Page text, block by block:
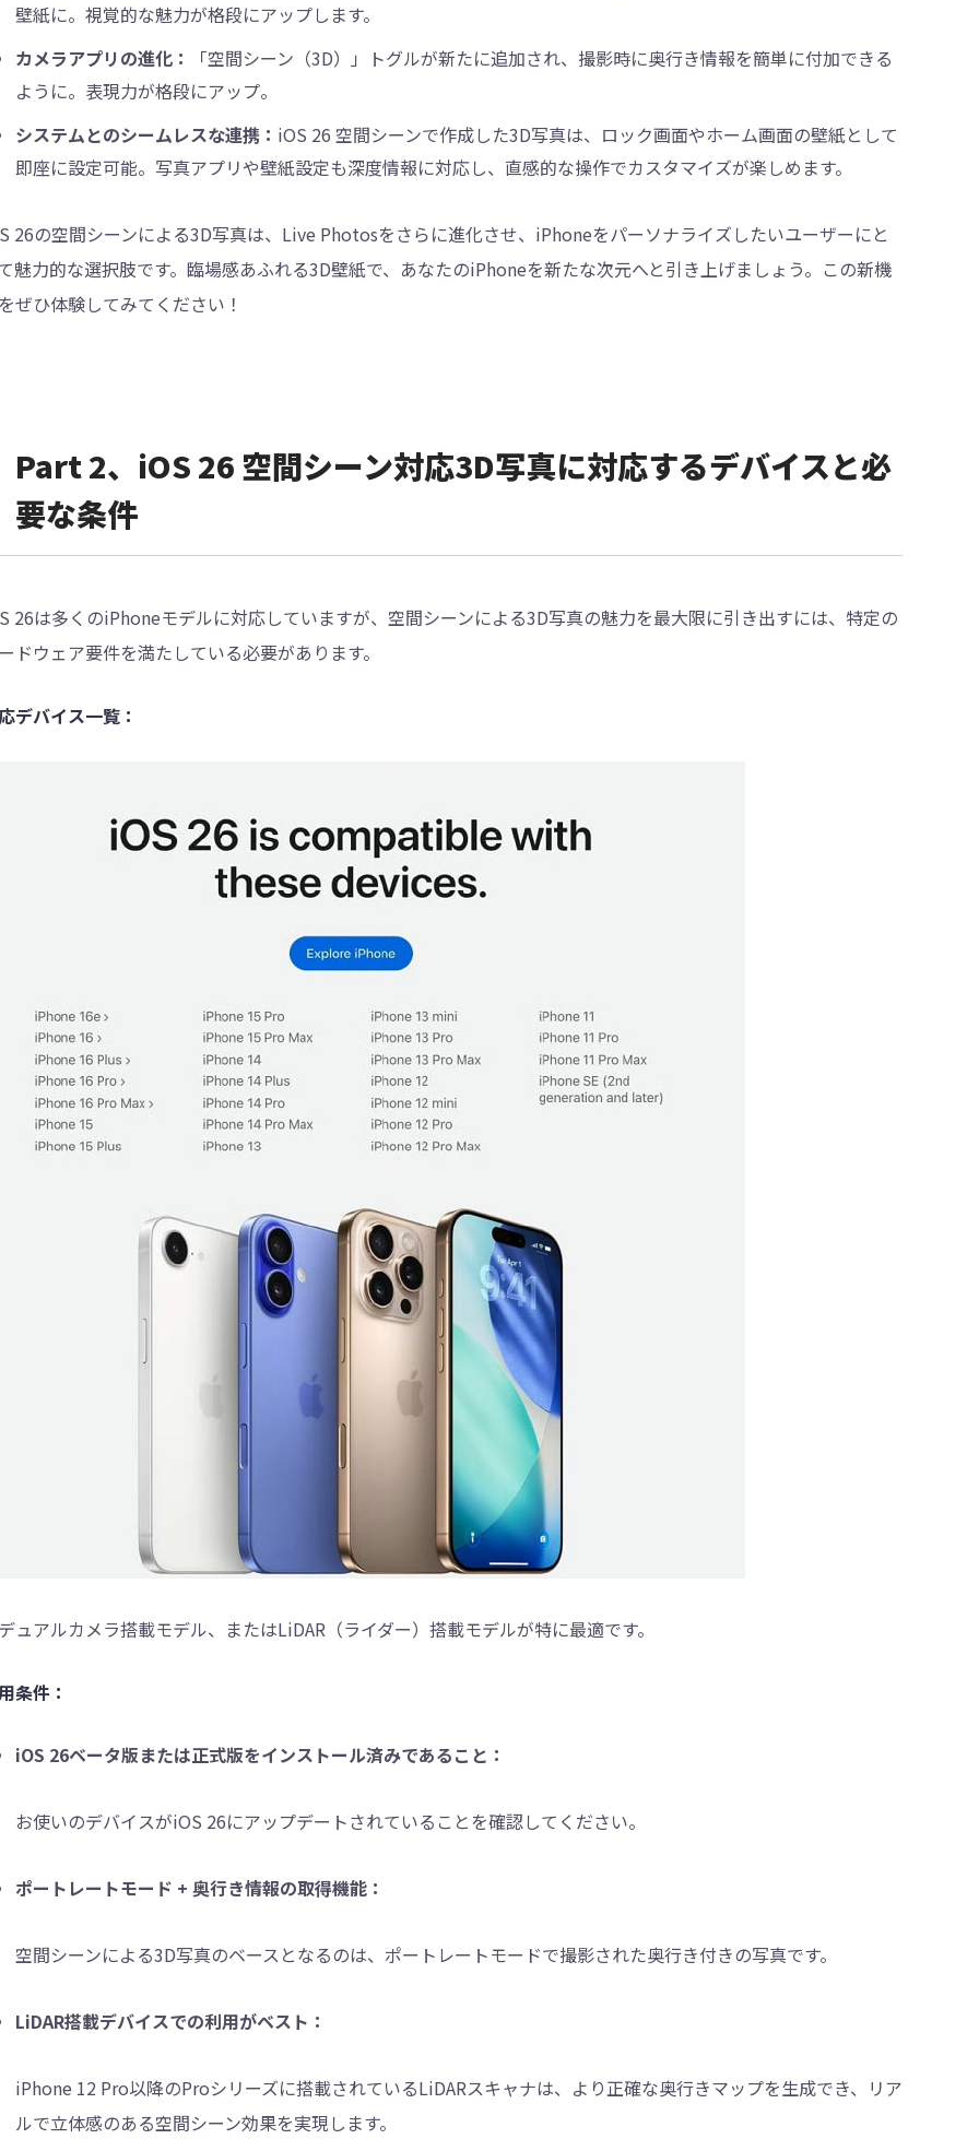
壁紙に。視覚的な魅力が格段にアップします。
カメラアプリの進化：
「空間シーン（3D）」トグルが新たに追加され、撮影時に奥行き情報を簡単に付加できる
ように。表現力が格段にアップ。
システムとのシームレスな連携： iOS 26 空間シーンで作成した3D写真は、ロック画面やホーム画面の壁紙として
即座に設定可能。写真アプリや壁紙設定も深度情報に対応し、直感的な操作でカスタマイズが楽しめます。
26の空間シーンによる3D写真は、Live Photosをさらに進化させ、iPhoneをパーソナライズしたいユーザーにと
魅力的な選択肢です。臨場感あふれる3D壁紙で、あなたのiPhoneを新たな次元へと引き上げましょう。この新機
ぜひ体験してみてください！
Part 2、iOS 26 空間シーン対応3D写真に対応するデバイスと必
要な条件
26は多くのiPhoneモデルに対応していますが、空間シーンによる3D写真の魅力を最大限に引き出すには、特定の
ドウェア要件を満たしている必要があります。
デバイス一覧：
ュアルカメラ搭載モデル、またはLiDAR（ライダー）搭載モデルが特に最適です。
条件：
iOS 26ベータ版または正式版をインストール済みであること：
お使いのデバイスがiOS 26にアップデートされていることを確認してください。
ポートレートモード + 奥行き情報の取得機能：
空間シーンによる3D写真のベースとなるのは、ポートレートモードで撮影された奥行き付きの写真です。
LiDAR搭載デバイスでの利用がベスト：
iPhone 12 Pro以降のProシリーズに搭載されているLiDARスキャナは、より正確な奥行きマップを生成でき、リア
ルで立体感のある空間シーン効果を実現します。